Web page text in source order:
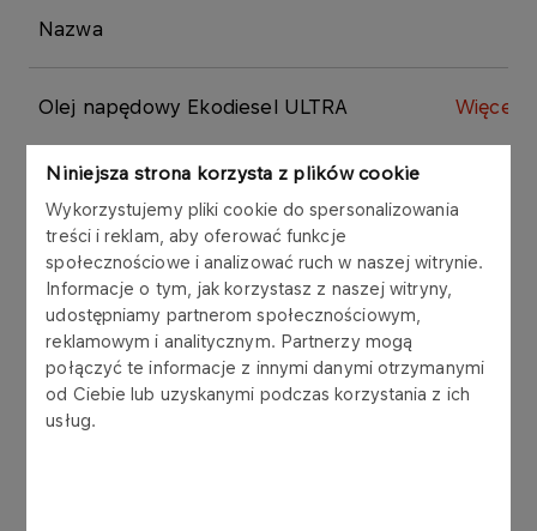
Niniejsza strona korzysta z plików cookie
Wykorzystujemy pliki cookie do spersonalizowania
treści i reklam, aby oferować funkcje
społecznościowe i analizować ruch w naszej witrynie.
Informacje o tym, jak korzystasz z naszej witryny,
udostępniamy partnerom społecznościowym,
reklamowym i analitycznym. Partnerzy mogą
połączyć te informacje z innymi danymi otrzymanymi
od Ciebie lub uzyskanymi podczas korzystania z ich
usług.
Nazwa
Olej napędowy Ekodiesel ULTRA Więcej
Olej napędowy Ekodiesel ULTRA klasa 2
VERVA ON - paliwo premium Więcej